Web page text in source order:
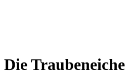
Die Traubeneiche